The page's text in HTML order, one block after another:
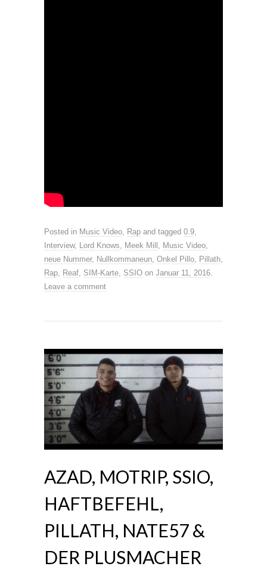
Posted in Music Video Rap and tagged 0.9
Interview, Lord Knows Meek Mill Music Video
neue Nummer, Nullkommaneun Onkel Pillo Pillath
Rap Reaf SIM-Karte SSIO on Januar 11, 2016
Leave a comment
AZAD, MOTRIP, SSIO,
HAFTBEFEHL,
PILLATH, NATE57 &
DER PLUSMACHER